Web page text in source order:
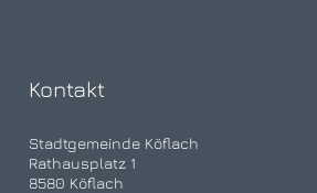
Kontakt
Stadtgemeinde Köflach
Rathausplatz 1
8580 Köflach